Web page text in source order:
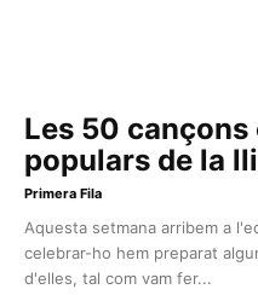
Les 50
populars de la
Primera Fila
Aquesta setmana arribem a
celebrar-ho hem preparat
d'elles, tal com vam fer...